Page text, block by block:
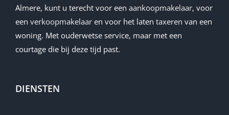
Almere, kunt u terecht voor een aankoopmakelaar, voor
een verkoopmakelaar en voor het laten taxeren van een
woning. Met ouderwetse service, maar met een
courtage die bij deze tijd past.
DIENSTEN